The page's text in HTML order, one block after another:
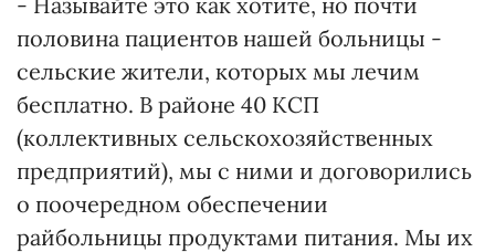
половина пациентов нашей больницы -
сельские жители, которых мы лечим
бесплатно. В районе 40 КСП
(коллективных сельскохозяйственных
предприятий), мы с ними и договорились
о поочередном обеспечении
райбольницы продуктами питания. Мы их